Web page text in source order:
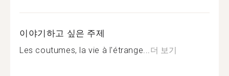
이야기하고 싶은 주제
Les coutumes, la vie à l'étrange...더 보기